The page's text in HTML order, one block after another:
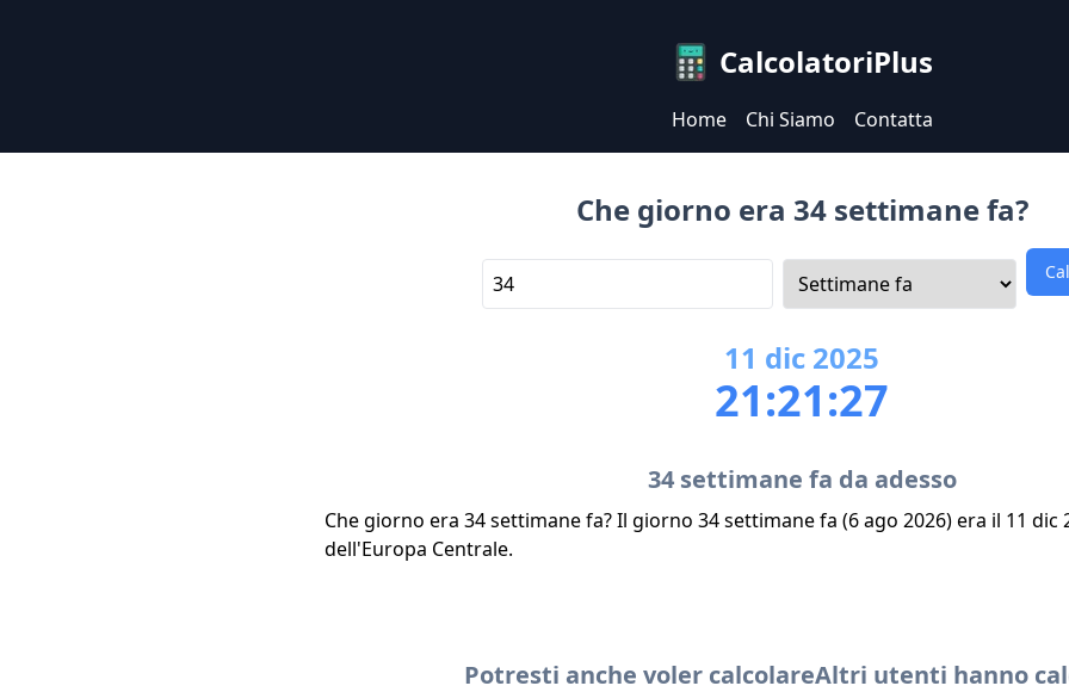
CalcolatoriPlus
Home Chi Siamo Contatta
Che giorno era 34 settimane fa?
11 dic 2025
21:21:27
34 settimane fa da adesso
Che giorno era 34 settimane fa? Il giorno 34 settimane fa (6 ago 2026) era il 11 dic
dell'Europa Centrale.
Potresti anche voler calcolareAltri utenti hanno